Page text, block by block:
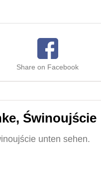
Share on Facebook
Świnoujście
unten sehen.